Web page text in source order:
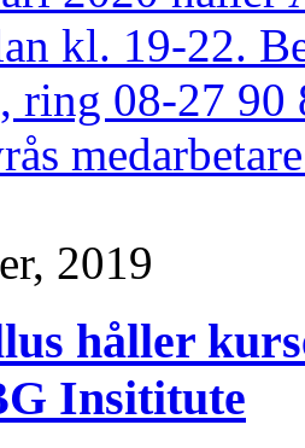
kl. 19-22.
ring 08-27
2019
håller
Insititute